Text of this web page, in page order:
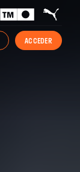
ACCEDER